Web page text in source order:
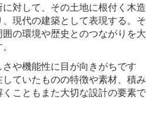
対して、その土地に根付く木造
現代の建築として表現する。そ
の環境や歴史とのつながりを大
や機能性に目が向きがちです
ていたものの特徴や素材、積み
こともまた大切な設計の要素で